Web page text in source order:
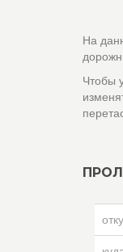
На
Чтобы